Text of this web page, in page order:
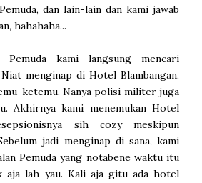
dan lain-lain dan kami jawab
hahahaha...
kami langsung mencari
menginap di Hotel Blambangan,
ketemu. Nanya polisi militer juga
Akhirnya kami menemukan Hotel
sih cozy meskipun
jadi menginap di sana, kami
Pemuda yang notabene waktu itu
aja lah yau. Kali aja gitu ada hotel